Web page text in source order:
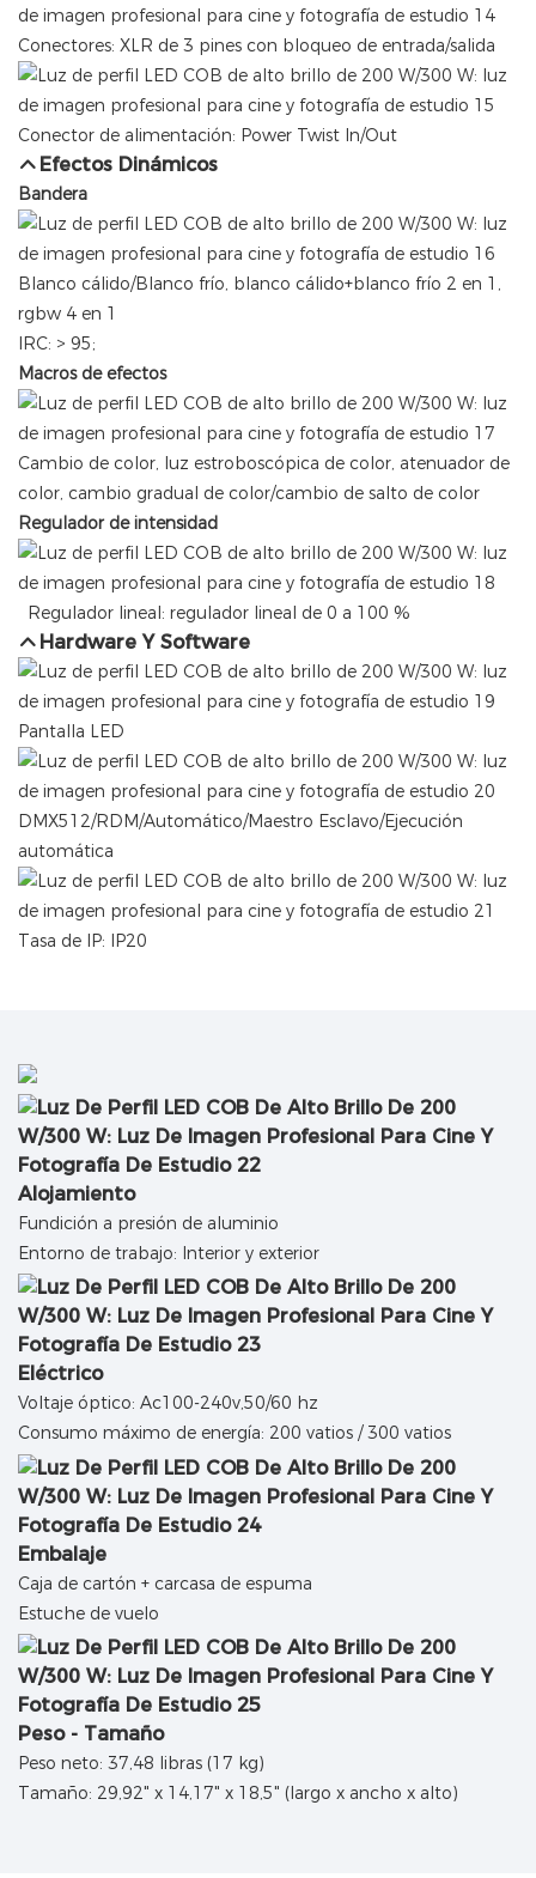
Conectores: XLR de 3 pines con bloqueo de entrada/salida
Conector de alimentación: Power Twist In/Out
Efectos Dinámicos
Bandera
Blanco cálido/Blanco frío, blanco cálido+blanco frío 2 en 1,
rgbw 4 en 1
IRC: > 95;
Macros de efectos
Cambio de color, luz estroboscópica de color, atenuador de
color, cambio gradual de color/cambio de salto de color
Regulador de intensidad
Regulador lineal: regulador lineal de 0 a 100 %
Hardware Y Software
Pantalla LED
DMX512/RDM/Automático/Maestro Esclavo/Ejecución
automática
Tasa de IP: IP20
Alojamiento
Fundición a presión de aluminio
Entorno de trabajo: Interior y exterior
Eléctrico
Voltaje óptico: Ac100-240v,50/60 hz
Consumo máximo de energía: 200 vatios / 300 vatios
Embalaje
Caja de cartón + carcasa de espuma
Estuche de vuelo
Peso - Tamaño
Peso neto: 37,48 libras (17 kg)
Tamaño: 29,92" x 14,17" x 18,5" (largo x ancho x alto)